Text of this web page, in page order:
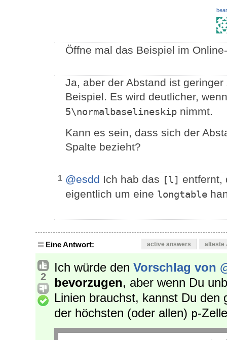
Öffne mal das Beispiel im
Ja, aber der Abstand ist
Beispiel. Es wird deutlicher,
5\normalbaselineskip nimmt.
Kann es sein, dass sich der
Spalte bezieht?
1 @esdd Ich hab das [l] entfernt,
eigentlich um eine longtable
Eine Antwort: active answers älteste
2
Ich würde den Vorschlag von
bevorzugen, aber wenn Du
Linien brauchst, kannst Du den
der höchsten (oder allen) p-